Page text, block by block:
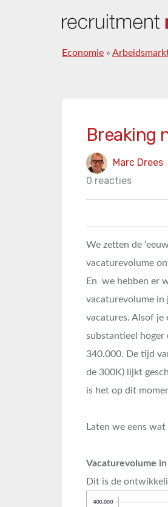
Economie »
Breaking
Marc Drees
0 reacties
We zetten de
vacaturevolume
En we hebben er
vacaturevolume in
vacatures. Alsof je
substantieel hoger
340.000. De tijd
de 300K) lijkt
is het op dit
Laten we eens
Vacaturevolume
Dit is de